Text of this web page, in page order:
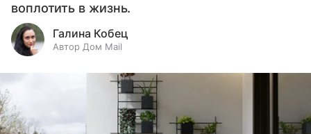
воплотить в жизнь.
Галина Кобец
Автор Дом Mail